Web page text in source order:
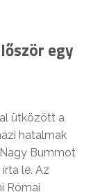
egy
ütközött a
hatalmak
Bummot
le. Az
Római